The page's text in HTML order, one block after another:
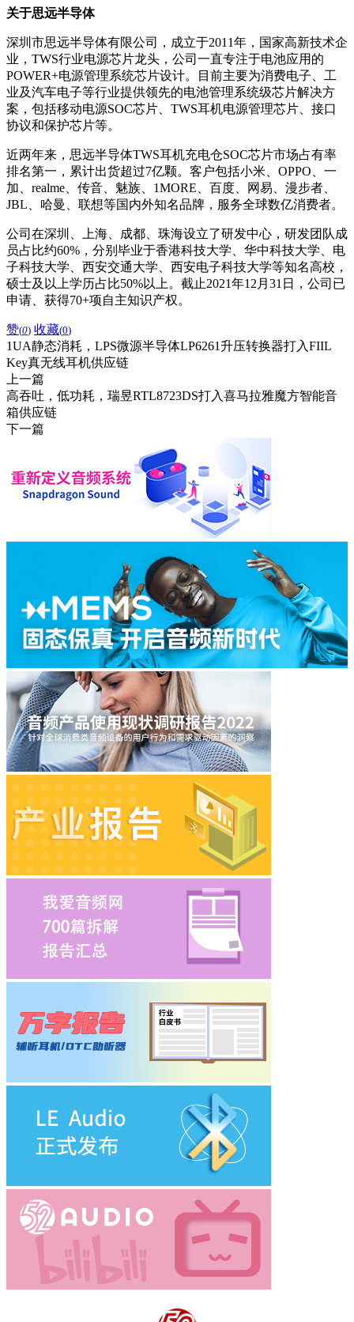
关于思远半导体
深圳市思远半导体有限公司，成立于2011年，国家高新技术企
业，TWS行业电源芯片龙头，公司一直专注于电池应用的
POWER+电源管理系统芯片设计。目前主要为消费电子、工
业及汽车电子等行业提供领先的电池管理系统级芯片解决方
案，包括移动电源SOC芯片、TWS耳机电源管理芯片、接口
协议和保护芯片等。
近两年来，思远半导体TWS耳机充电仓SOC芯片市场占有率
排名第一，累计出货超过7亿颗。客户包括小米、OPPO、一
加、realme、传音、魅族、1MORE、百度、网易、漫步者、
JBL、哈曼、联想等国内外知名品牌，服务全球数亿消费者。
公司在深圳、上海、成都、珠海设立了研发中心，研发团队成
员占比约60%，分别毕业于香港科技大学、华中科技大学、电
子科技大学、西安交通大学、西安电子科技大学等知名高校，
硕士及以上学历占比50%以上。截止2021年12月31日，公司已
申请、获得70+项自主知识产权。
赞(0) 收藏(0)
1UA静态消耗，LPS微源半导体LP6261升压转换器打入FIIL
Key真无线耳机供应链
上一篇
高吞吐，低功耗，瑞昱RTL8723DS打入喜马拉雅魔方智能音
箱供应链
下一篇